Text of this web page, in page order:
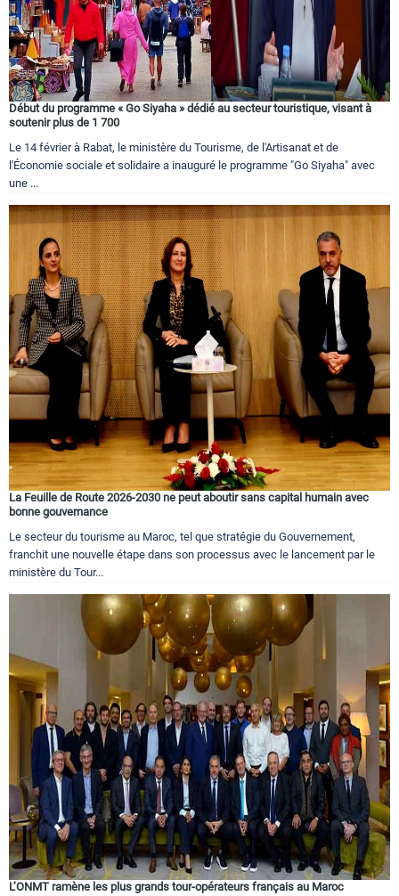
Début du programme « Go Siyaha » dédié au secteur touristique, visant à
soutenir plus de 1 700
Le 14 février à Rabat, le ministère du Tourisme, de l'Artisanat et de
l'Économie sociale et solidaire a inauguré le programme "Go Siyaha" avec
une ...
La Feuille de Route 2026-2030 ne peut aboutir sans capital humain avec
bonne gouvernance
Le secteur du tourisme au Maroc, tel que stratégie du Gouvernement,
franchit une nouvelle étape dans son processus avec le lancement par le
ministère du Tour...
L’ONMT ramène les plus grands tour-opérateurs français au Maroc